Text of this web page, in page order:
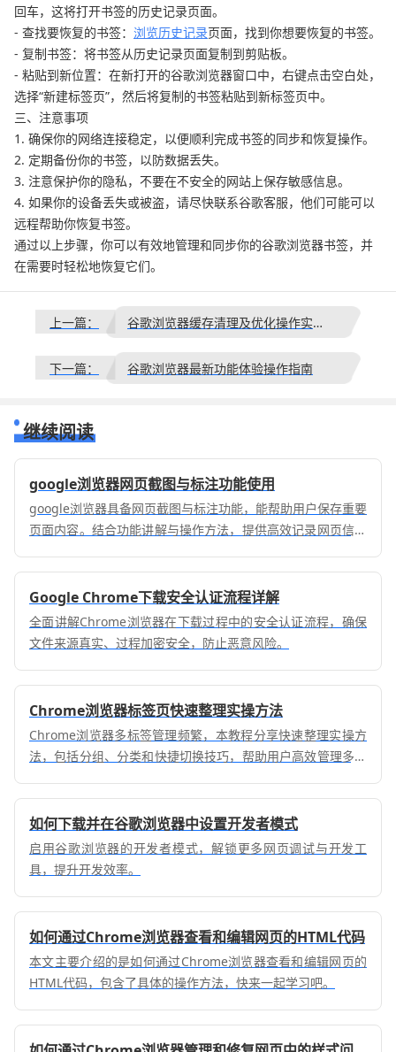
回车，这将打开书签的历史记录页面。
- 查找要恢复的书签： 浏览历史记录页面，找到你想要恢复的书签。
- 复制书签：将书签从历史记录页面复制到剪贴板。
- 粘贴到新位置：在新打开的谷歌浏览器窗口中，右键点击空白处，
选择“新建标签页”，然后将复制的书签粘贴到新标签页中。
三、注意事项
1. 确保你的网络连接稳定，以便顺利完成书签的同步和恢复操作。
2. 定期备份你的书签，以防数据丢失。
3. 注意保护你的隐私，不要在不安全的网站上保存敏感信息。
4. 如果你的设备丢失或被盗，请尽快联系谷歌客服，他们可能可以
远程帮助你恢复书签。
通过以上步骤，你可以有效地管理和同步你的谷歌浏览器书签，并
在需要时轻松地恢复它们。
上一篇： 谷歌浏览器缓存清理及优化操作实测经验完整分享
下一篇： 谷歌浏览器最新功能体验操作指南
继续阅读
google浏览器网页截图与标注功能使用
google浏览器具备网页截图与标注功能，能帮助用户保存重要
页面内容。结合功能讲解与操作方法，提供高效记录网页信息
Google Chrome下载安全认证流程详解
全面讲解Chrome浏览器在下载过程中的安全认证流程，确保
文件来源真实、过程加密安全，防止恶意风险。
Chrome浏览器标签页快速整理实操方法
Chrome浏览器多标签管理频繁，本教程分享快速整理实操方
法，包括分组、分类和快捷切换技巧，帮助用户高效管理多标
如何下载并在谷歌浏览器中设置开发者模式
启用谷歌浏览器的开发者模式，解锁更多网页调试与开发工
具，提升开发效率。
如何通过Chrome浏览器查看和编辑网页的HTML代码
本文主要介绍的是如何通过Chrome浏览器查看和编辑网页的
HTML代码，包含了具体的操作方法，快来一起学习吧。